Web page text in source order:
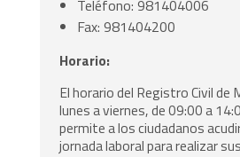
Teléfono: 981404006
Fax: 981404200
Horario:
El horario del Registro Civil de
lunes a viernes, de 09:00 a
permite a los ciudadanos
jornada laboral para realizar